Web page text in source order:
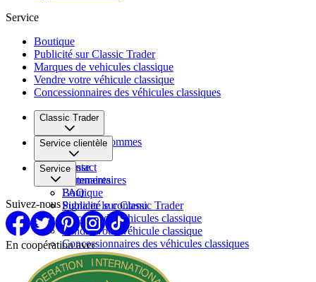
Service
Boutique
Publicité sur Classic Trader
Marques de vehicules classique
Vendre votre véhicule classique
Concessionnaires des véhicules classiques
Classic Trader
Qui nous sommes
Carrière
Presse
Partenaires
Service clientèle
Contact
Commentaires
FAQ
Signaler le contenu
Service
Boutique
Publicité sur Classic Trader
Marques de vehicules classique
Vendre votre véhicule classique
Concessionnaires des véhicules classiques
Suivez-nous
En coopération avec